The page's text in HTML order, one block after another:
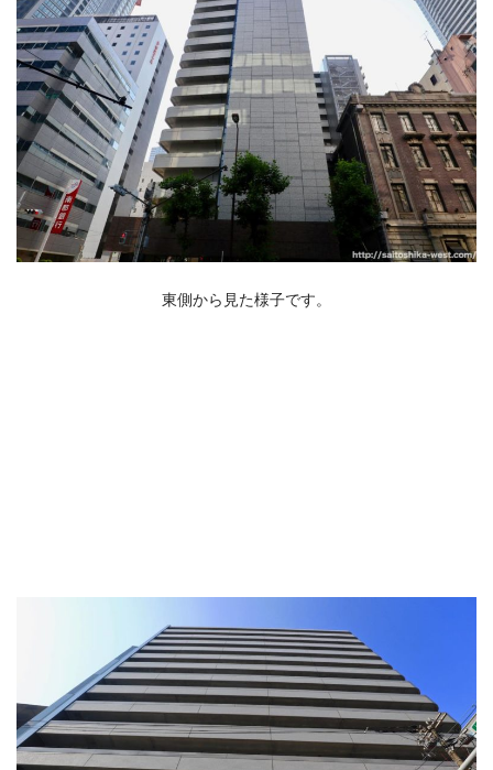
東側から見た様子です。